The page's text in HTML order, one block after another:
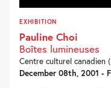
EXHIBITION
Pauline Choi
Boîtes lumineuses
Centre culturel canadien
December 08th, 2001 -